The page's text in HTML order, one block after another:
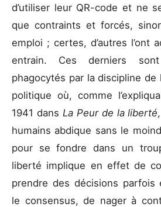
d’utiliser leur QR-code et ne
que contraints et forcés,
emploi ; certes, d’autres l’ont
entrain. Ces derniers
phagocytés par la discipline
politique où, comme
1941 dans La Peur de la liberté
humains abdique sans le
pour se fondre dans un
liberté implique en effet de
prendre des décisions parfois
le consensus, de nager à